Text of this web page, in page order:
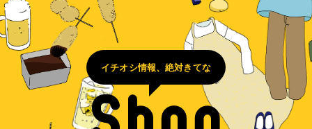
イチオシ情報、絶対きてな